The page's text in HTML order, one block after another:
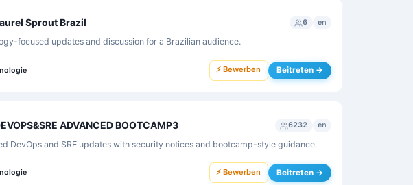
Sprout Brazil 6 en
focused updates and discussion for a Brazilian audience.
⚡ Bewerben Beitreten →
ADVANCED BOOTCAMP3 6232 en
DevOps and SRE updates with security notices and bootcamp-style guidance.
⚡ Bewerben Beitreten →